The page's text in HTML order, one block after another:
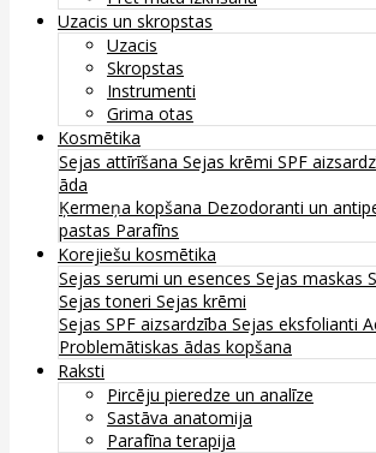
Uzacis un skropstas
Uzacis
Skropstas
Instrumenti
Grima otas
Kosmētika
Sejas attīrīšana Sejas krēmi SPF
āda
Ķermeņa kopšana Dezodoranti un
pastas Parafīns
Korejiešu kosmētika
Sejas serumi un esences Sejas maskas
Sejas toneri Sejas krēmi
Sejas SPF aizsardzība Sejas eksfolianti
Problemātiskas ādas kopšana
Raksti
Pircēju pieredze un analīze
Sastāva anatomija
Parafīna terapija